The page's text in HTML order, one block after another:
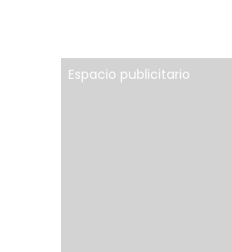
Espacio publicitario